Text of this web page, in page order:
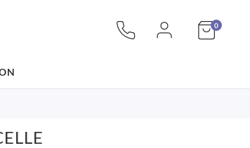
Mon
0articles